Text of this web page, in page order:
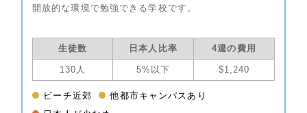
開放的な環境で勉強できる学校です。
生徒数 日本人比率 4週の費用
130人 5%以下 $1,240
ビーチ近郊
他都市キャンパスあり